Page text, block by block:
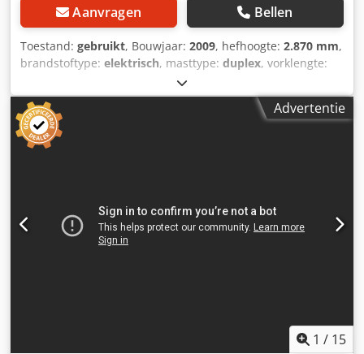
Aanvragen Bellen
Toestand: gebruikt, Bouwjaar: 2009, hefhoogte: 2.870 mm,
brandstoftype: elektrisch, masttype: duplex, vorklengte:
1.950 mm
mm, totale breedte:850 mm, kleur:zwart, Ledig gewicht:
1.270 kg Hefcapaciteit: 1.200 kg - Bouwjaar: 2009 -
Documentatie aanwezig: Ja - └ Type documentatie:
Gebruikershandleiding - CE markering aanwezig: Ja - CE
Vorkbreedte: 560mm - Mast: Duplex - Aandrijving:
Elektrisch - Batterij/accu informatie: - └ Merk/Type: PZS
345 - └ Bouwjaar batterij: 2009 - └ Capaciteit: 345Ah - └
Financiële informatie Crodpozrmglsfx Ah Hef BTW: De
Advertentie
1 / 15